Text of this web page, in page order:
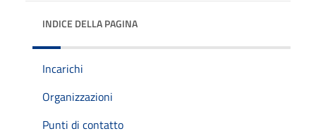
INDICE DELLA PAGINA
Incarichi
Organizzazioni
Punti di contatto